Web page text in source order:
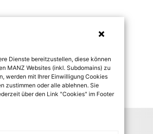
Dienste bereitzustellen, diese können
MANZ Websites (inkl. Subdomains) zu
werden mit Ihrer Einwilligung Cookies
zustimmen oder alle ablehnen. Sie
über den Link "Cookies" im Footer